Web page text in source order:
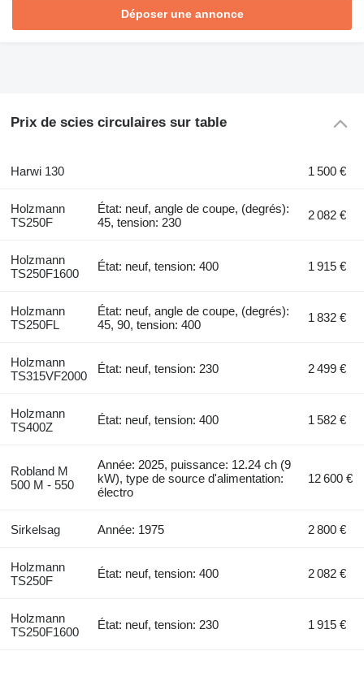
Déposer une annonce
Prix de scies circulaires sur table
Harwi 130 1 500 €
Holzmann
TS250F
État: neuf, angle de coupe, (degrés):
45, tension: 230
2 082 €
Holzmann
TS250F1600
État: neuf, tension: 400 1 915 €
Holzmann
TS250FL
État: neuf, angle de coupe, (degrés):
45, 90, tension: 400
1 832 €
Holzmann
TS315VF2000
État: neuf, tension: 230 2 499 €
Holzmann
TS400Z
État: neuf, tension: 400 1 582 €
Robland M
500 M - 550
Année: 2025, puissance: 12.24 ch (9
kW), type de source d'alimentation:
électro
12 600 €
Sirkelsag Année: 1975 2 800 €
Holzmann
TS250F
État: neuf, tension: 400 2 082 €
Holzmann
TS250F1600
État: neuf, tension: 230 1 915 €